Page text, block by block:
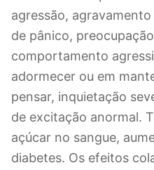
agressão,
de pânico,
comportamento
adormecer ou em
pensar, inquietação
de excitação anormal.
açúcar no sangue,
diabetes. Os efeitos